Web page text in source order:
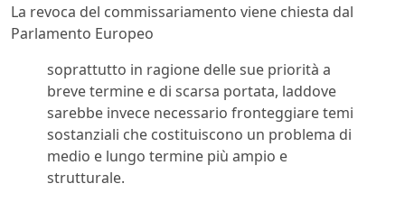
La revoca del commissariamento viene chiesta dal
Parlamento Europeo
soprattutto in ragione delle sue priorità a
breve termine e di scarsa portata, laddove
sarebbe invece necessario fronteggiare temi
sostanziali che costituiscono un problema di
medio e lungo termine più ampio e
strutturale.